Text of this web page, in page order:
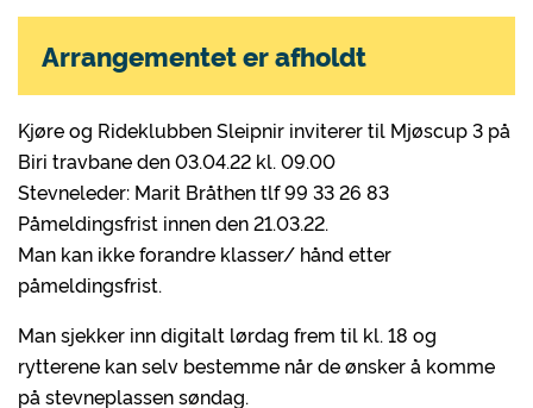
Kjøre og Rideklubben Sleipnir inviterer til Mjøscup 3 på
Biri travbane den 03.04.22 kl. 09.00
Stevneleder: Marit Bråthen tlf 99 33 26 83
Påmeldingsfrist innen den 21.03.22.
Man kan ikke forandre klasser/ hånd etter
påmeldingsfrist.
Man sjekker inn digitalt lørdag frem til kl. 18 og
rytterene kan selv bestemme når de ønsker å komme
på stevneplassen søndag.
Arrangementet er afholdt